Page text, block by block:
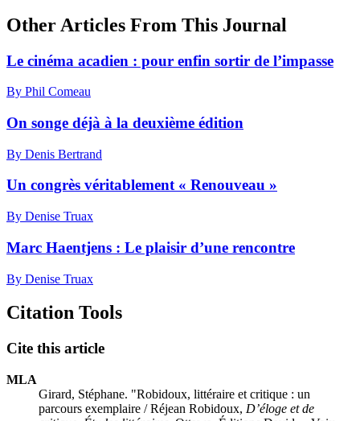
Other Articles From This Journal
Le cinéma acadien : pour enfin sortir de l’impasse
By Phil Comeau
On songe déjà à la deuxième édition
By Denis Bertrand
Un congrès véritablement « Renouveau »
By Denise Truax
Marc Haentjens : Le plaisir d’une rencontre
By Denise Truax
Citation Tools
Cite this article
MLA
Girard, Stéphane. "Robidoux, littéraire et critique : un
parcours exemplaire / Réjean Robidoux, D’éloge et de